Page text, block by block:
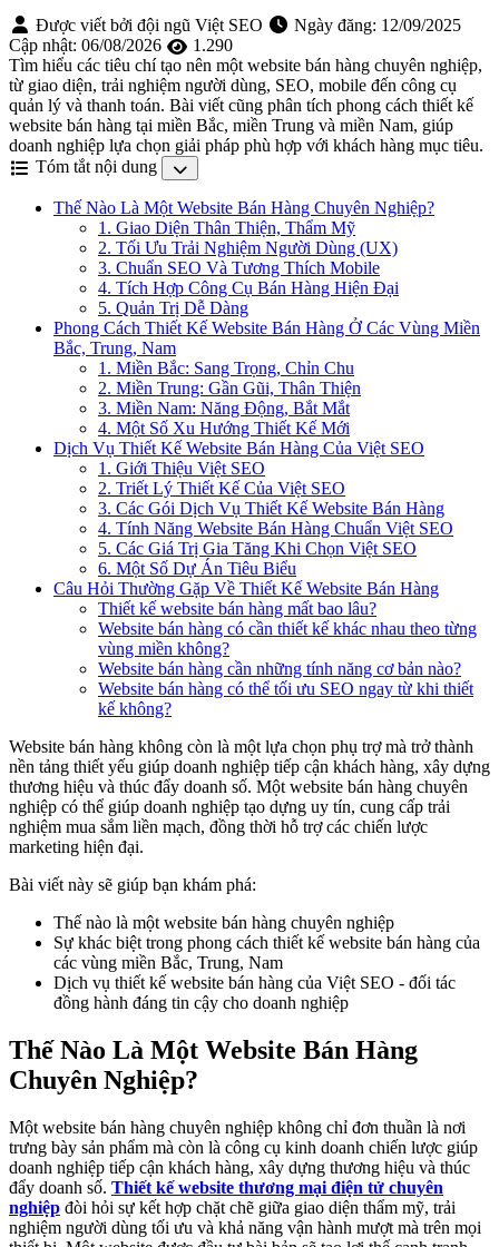
Được viết bởi đội ngũ Việt SEO Ngày đăng: 12/09/2025
Cập nhật: 06/08/2026
1.290
Tìm hiểu các tiêu chí tạo nên một website bán hàng chuyên nghiệp,
từ giao diện, trải nghiệm người dùng, SEO, mobile đến công cụ
quản lý và thanh toán. Bài viết cũng phân tích phong cách thiết kế
website bán hàng tại miền Bắc, miền Trung và miền Nam, giúp
doanh nghiệp lựa chọn giải pháp phù hợp với khách hàng mục tiêu.
Tóm tắt nội dung
Thế Nào Là Một Website Bán Hàng Chuyên Nghiệp?
1. Giao Diện Thân Thiện, Thẩm Mỹ
2. Tối Ưu Trải Nghiệm Người Dùng (UX)
3. Chuẩn SEO Và Tương Thích Mobile
4. Tích Hợp Công Cụ Bán Hàng Hiện Đại
5. Quản Trị Dễ Dàng
Phong Cách Thiết Kế Website Bán Hàng Ở Các Vùng Miền
Bắc, Trung, Nam
1. Miền Bắc: Sang Trọng, Chỉn Chu
2. Miền Trung: Gần Gũi, Thân Thiện
3. Miền Nam: Năng Động, Bắt Mắt
4. Một Số Xu Hướng Thiết Kế Mới
Dịch Vụ Thiết Kế Website Bán Hàng Của Việt SEO
1. Giới Thiệu Việt SEO
2. Triết Lý Thiết Kế Của Việt SEO
3. Các Gói Dịch Vụ Thiết Kế Website Bán Hàng
4. Tính Năng Website Bán Hàng Chuẩn Việt SEO
5. Các Giá Trị Gia Tăng Khi Chọn Việt SEO
6. Một Số Dự Án Tiêu Biểu
Câu Hỏi Thường Gặp Về Thiết Kế Website Bán Hàng
Thiết kế website bán hàng mất bao lâu?
Website bán hàng có cần thiết kế khác nhau theo từng
vùng miền không?
Website bán hàng cần những tính năng cơ bản nào?
Website bán hàng có thể tối ưu SEO ngay từ khi thiết
kế không?
Website bán hàng không còn là một lựa chọn phụ trợ mà trở thành
nền tảng thiết yếu giúp doanh nghiệp tiếp cận khách hàng, xây dựng
thương hiệu và thúc đẩy doanh số. Một website bán hàng chuyên
nghiệp có thể giúp doanh nghiệp tạo dựng uy tín, cung cấp trải
nghiệm mua sắm liền mạch, đồng thời hỗ trợ các chiến lược
marketing hiện đại.
Bài viết này sẽ giúp bạn khám phá:
Thế nào là một website bán hàng chuyên nghiệp
Sự khác biệt trong phong cách thiết kế website bán hàng của
các vùng miền Bắc, Trung, Nam
Dịch vụ thiết kế website bán hàng của Việt SEO - đối tác
đồng hành đáng tin cậy cho doanh nghiệp
Thế Nào Là Một Website Bán Hàng
Chuyên Nghiệp?
Một website bán hàng chuyên nghiệp không chỉ đơn thuần là nơi
trưng bày sản phẩm mà còn là công cụ kinh doanh chiến lược giúp
doanh nghiệp tiếp cận khách hàng, xây dựng thương hiệu và thúc
đẩy doanh số. Thiết kế website thương mại điện tử chuyên
nghiệp đòi hỏi sự kết hợp chặt chẽ giữa giao diện thẩm mỹ, trải
nghiệm người dùng tối ưu và khả năng vận hành mượt mà trên mọi